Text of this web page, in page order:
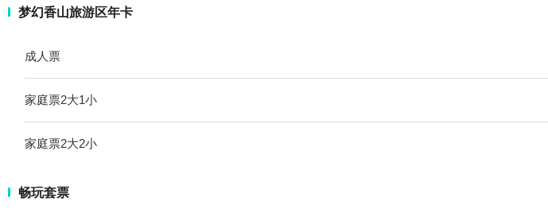
梦幻香山旅游区年卡
成人票
家庭票2大1小
家庭票2大2小
畅玩套票